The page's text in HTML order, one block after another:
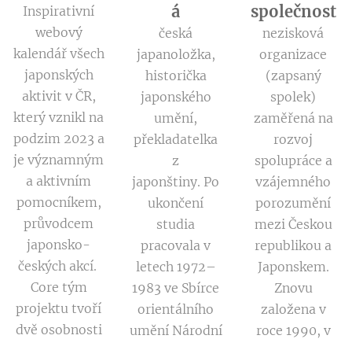
Inspirativní
webový
kalendář všech
japonských
aktivit v ČR,
který vznikl na
podzim 2023 a
je významným
a aktivním
pomocníkem,
průvodcem
japonsko-
českých akcí.
Core tým
projektu tvoří
dvě osobnosti
á
česká
japanoložka,
historička
japonského
umění,
překladatelka
z
japonštiny. Po
ukončení
studia
pracovala v
letech 1972–
1983 ve Sbírce
orientálního
umění Národní
společnost
nezisková
organizace
(zapsaný
spolek)
zaměřená na
rozvoj
spolupráce a
vzájemného
porozumění
mezi Českou
republikou a
Japonskem.
Znovu
založena v
roce 1990, v